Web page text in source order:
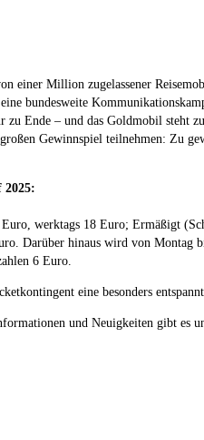
einer Million zugelassener
bundesweite
Ende – und das Goldmobil steht
Gewinnspiel teilnehmen: Zu
2025:
Euro, werktags 18 Euro; Ermäßigt
Darüber hinaus wird von
6 Euro.
eine besonders
und Neuigkeiten gibt es